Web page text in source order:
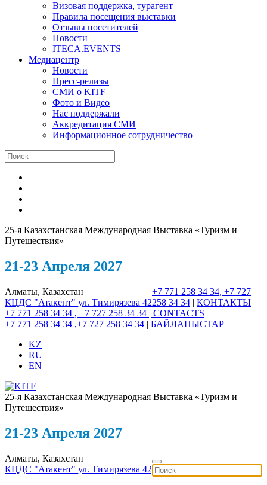
Визовая поддержка, турагент
Правила посещения выставки
Отзывы посетителей
Новости
ITECA.EVENTS
Медиацентр
Новости
Пресс-релизы
СМИ о KITF
Фото и Видео
Нас поддержали
Аккредитация СМИ
Информационное сотрудничество
25-я Казахстанская Международная Выставка «Туризм и
Путешествия»
21-23 Апреля 2027
Алматы, Казахстан
КЦДС "Атакент" ул. Тимирязева 42
+7 771 258 34 34, +7 727
258 34 34 | КОНТАКТЫ
+7 771 258 34 34 , +7 727 258 34 34 | CONTACTS
+7 771 258 34 34 ,+7 727 258 34 34 | БАЙЛАНЫСТАР
KZ
RU
EN
25-я Казахстанская Международная Выставка «Туризм и
Путешествия»
21-23 Апреля 2027
Алматы, Казахстан
КЦДС "Атакент" ул. Тимирязева 42